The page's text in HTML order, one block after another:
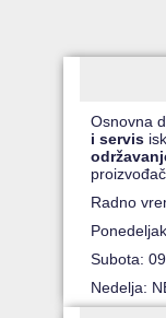
Osnovna
i servis
Radno
Subota:
Nedelja: